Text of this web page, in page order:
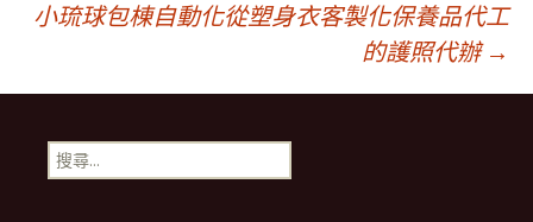
章
導
覽
小琉球包棟自動化從塑身衣客製化保養品代工
的護照代辦 →
搜
尋